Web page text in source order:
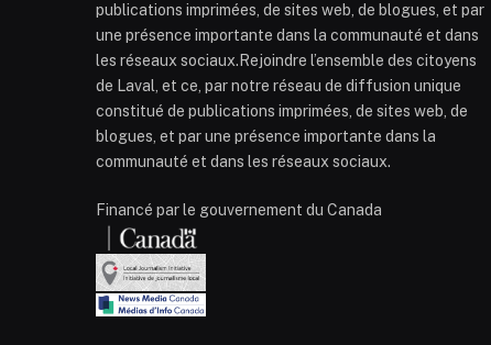
publications imprimées, de sites web, de blogues, et par
une présence importante dans la communauté et dans
les réseaux sociaux.Rejoindre l’ensemble des citoyens
de Laval, et ce, par notre réseau de diffusion unique
constitué de publications imprimées, de sites web, de
blogues, et par une présence importante dans la
communauté et dans les réseaux sociaux.
Financé par le gouvernement du Canada